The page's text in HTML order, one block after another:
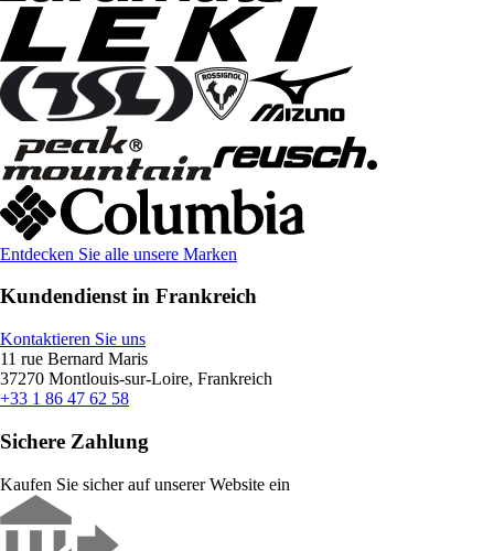
Entdecken Sie alle unsere Marken
Kundendienst in Frankreich
Kontaktieren Sie uns
11 rue Bernard Maris
37270 Montlouis-sur-Loire, Frankreich
+33 1 86 47 62 58
Sichere Zahlung
Kaufen Sie sicher auf unserer Website ein